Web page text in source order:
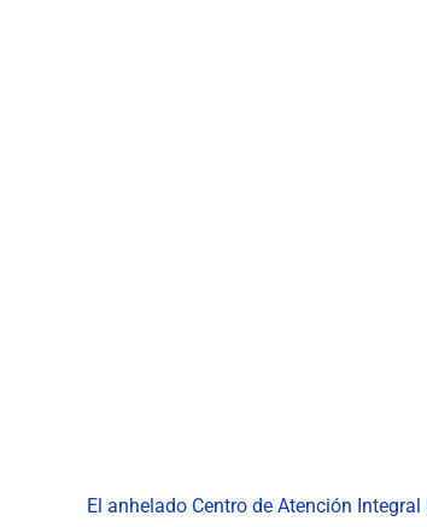
El anhelado Centro de Atención